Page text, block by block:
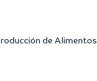
de